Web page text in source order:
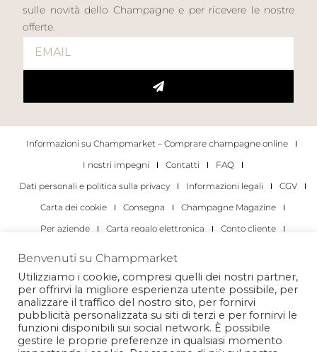
sulle novità dello Champagne e per ricevere le nostre
offerte.
Informazioni su Champmarket – Comprare champagne online
I nostri impegni
Contatti
FAQ
Dati personali e politica sulla privacy
Informazioni legali
CGV
Carta dei cookie
Consegna
Champagne Magazine
Per aziende
Carta regalo elettronica
Conto cliente
Per gli individui
Per le aziende
Copyright 2022 © tutti i diritti riservati. Champmarket.
Benvenuti su Champmarket
Utilizziamo i cookie, compresi quelli dei nostri partner,
per offrirvi la migliore esperienza utente possibile, per
analizzare il traffico del nostro sito, per fornirvi
pubblicità personalizzata su siti di terzi e per fornirvi le
funzioni disponibili sui social network. È possibile
gestire le proprie preferenze in qualsiasi momento